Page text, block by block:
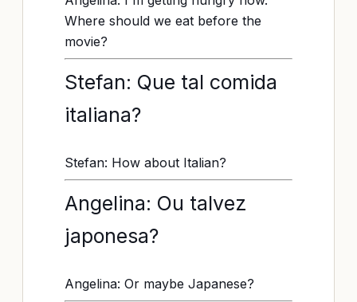
Where should we eat before the
movie?
Stefan: Que tal comida
italiana?
Stefan: How about Italian?
Angelina: Ou talvez
japonesa?
Angelina: Or maybe Japanese?